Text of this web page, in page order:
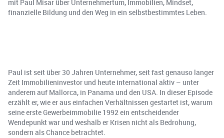
mit Paul Misar über Unternehmertum, Immobilien, Mindset,
finanzielle Bildung und den Weg in ein selbstbestimmtes Leben.
Paul ist seit über 30 Jahren Unternehmer, seit fast genauso langer
Zeit Immobilieninvestor und heute international aktiv – unter
anderem auf Mallorca, in Panama und den USA. In dieser Episode
erzählt er, wie er aus einfachen Verhältnissen gestartet ist, warum
seine erste Gewerbeimmobilie 1992 ein entscheidender
Wendepunkt war und weshalb er Krisen nicht als Bedrohung,
sondern als Chance betrachtet.